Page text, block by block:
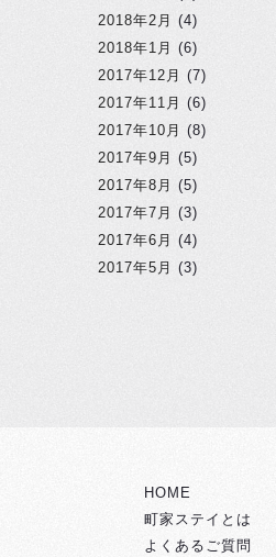
2018年2月 (4)
2018年1月 (6)
2017年12月 (7)
2017年11月 (6)
2017年10月 (8)
2017年9月 (5)
2017年8月 (5)
2017年7月 (3)
2017年6月 (4)
2017年5月 (3)
HOME
町家ステイとは
よくあるご質問